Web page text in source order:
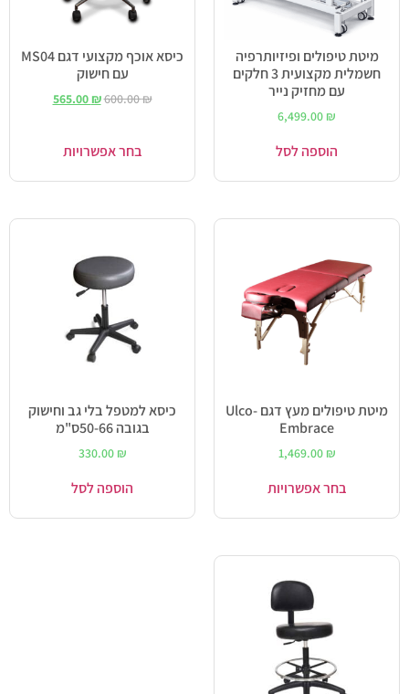
מיטת טיפולים ופיזיותרפיה
חשמלית מקצועית 3 חלקים
עם מחזיק נייר
6,499.00 ₪
הוספה לסל
כיסא אוכף מקצועי דגם MS04
עם חישוק
600.00₪
565.00₪
בחר אפשרויות
מיטת טיפולים מעץ דגם Ulco-
Embrace
1,469.00 ₪
בחר אפשרויות
כיסא למטפל בלי גב וחישוק
בגובה 50-66ס"מ
330.00 ₪
הוספה לסל